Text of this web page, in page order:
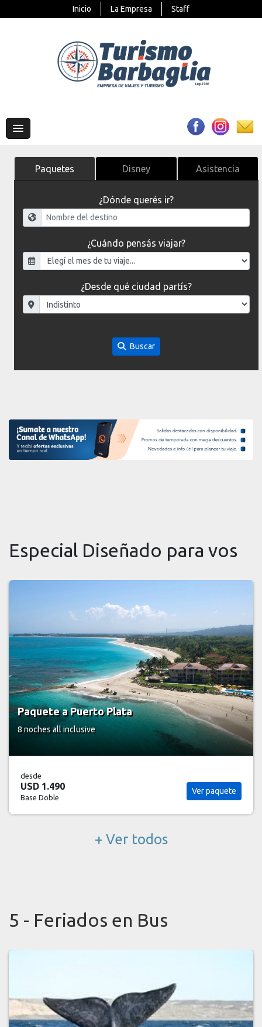
Inicio La Empresa Staff
Paquetes Disney Asistencia
¿Dónde querés ir?
¿Cuándo pensás viajar?
¿Desde qué ciudad partís?
Buscar
Especial Diseñado para vos
Paquete a Miches
7 nochesall inclusive
desde
USD 1.510
Base Doble
Ver paquete
+ Ver todos
5 - Feriados en Bus